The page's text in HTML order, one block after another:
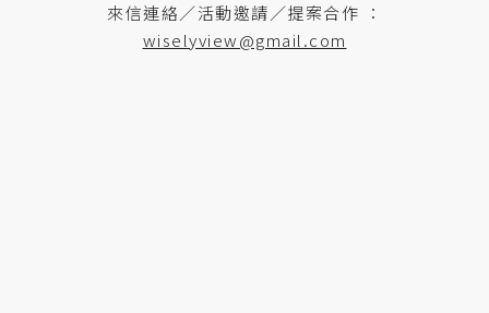
來信連絡／活動邀請／提案合作 ：
wiselyview@gmail.com